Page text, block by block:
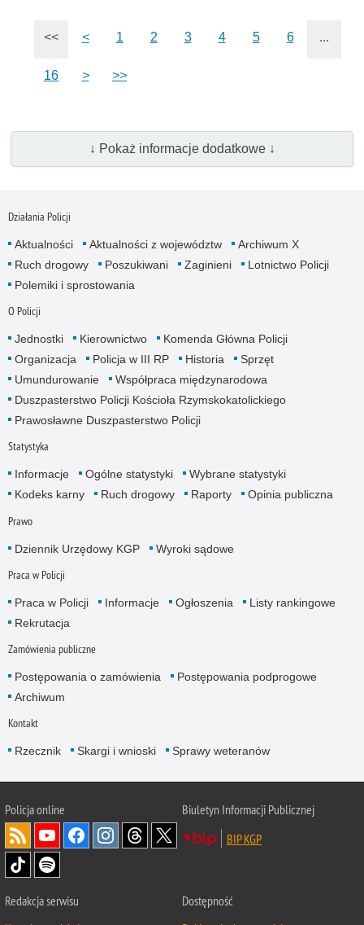
<< < 1 2 3 4 5 6 ...
16 > >>
↓ Pokaż informacje dodatkowe ↓
Działania Policji
Aktualności Aktualności z województw
Archiwum X
Ruch drogowy
Poszukiwani Zaginieni
Lotnictwo Policji
Polemiki i sprostowania
O Policji
Jednostki Kierownictwo
Komenda Główna Policji
Organizacja
Policja w III RP Historia
Sprzęt
Umundurowanie
Współpraca międzynarodowa
Duszpasterstwo Policji Kościoła Rzymskokatolickiego
Prawosławne Duszpasterstwo Policji
Statystyka
Informacje Ogólne statystyki
Wybrane statystyki
Kodeks karny
Ruch drogowy Raporty Opinia publiczna
Prawo
Dziennik Urzędowy KGP Wyroki sądowe
Praca w Policji
Praca w Policji Informacje Ogłoszenia
Listy rankingowe
Rekrutacja
Zamówienia publiczne
Postępowania o zamówienia
Postępowania podprogowe
Archiwum
Kontakt
Rzecznik Skargi i wnioski Sprawy weteranów
Policjaonline
Biuletyn Informacji Publicznej
BIP KGP
Redakcja serwisu
Dostępność